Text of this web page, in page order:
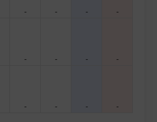
- - - -
- - - -
- - - -